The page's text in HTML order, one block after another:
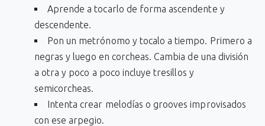
Aprende a tocarlo de forma ascendente y
descendente.
Pon un metrónomo y tocalo a tiempo. Primero a
negras y luego en corcheas. Cambia de una división
a otra y poco a poco incluye tresillos y
semicorcheas.
Intenta crear melodías o grooves improvisados
con ese arpegio.